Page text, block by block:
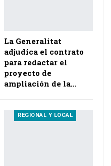
La Generalitat
adjudica el contrato
para redactar el
proyecto de
ampliación de la…
REGIONAL Y LOCAL